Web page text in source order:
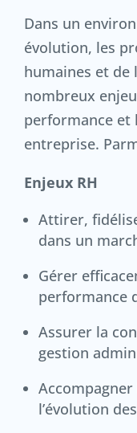
Dans un
évolution, les
humaines et de
nombreux
performance et
entreprise.
Enjeux RH
Attirer,
dans un
Gérer
performance
Assurer la
gestion
l’évolution